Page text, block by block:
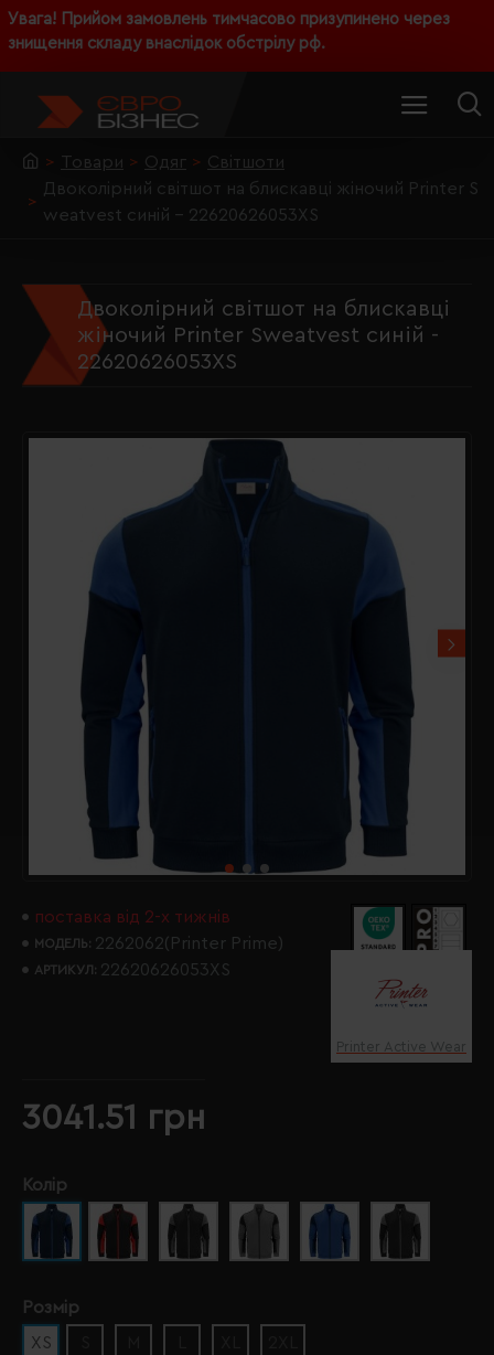
Увага! Прийом замовлень тимчасово призупинено через
знищення складу внаслідок обстрілу рф.
Товари Одяг
Світшоти
Двоколірний світшот на блискавці жіночий Printer S
weatvest синій - 22620626053XS
Двоколірний світшот на блискавці
жіночий Printer Sweatvest синій -
22620626053XS
поставка від 2-х тижнів
МОДЕЛЬ: 2262062(Printer Prime)
АРТИКУЛ: 22620626053XS
Printer Active Wear
3041.51 грн
Колір
Розмір
XS